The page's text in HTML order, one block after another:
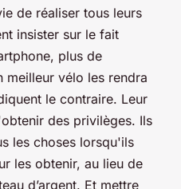
de réaliser tous leurs
insister sur le fait
plus de
meilleur vélo les rendra
le contraire. Leur
des privilèges. Ils
les choses lorsqu'ils
les obtenir, au lieu de
d’argent. Et mettre